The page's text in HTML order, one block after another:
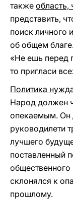
также область,
представить,
поиск личного
об общем
«Не ешь перед
то пригласи
Политика
Народ должен
опекаемым. Он
руководилети
лучшего
поставленный
общественного
склонялся к
прошлому.